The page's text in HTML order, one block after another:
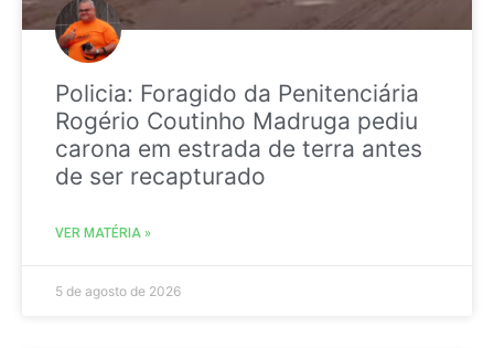
Policia: Foragido da Penitenciária
Rogério Coutinho Madruga pediu
carona em estrada de terra antes
de ser recapturado
VER MATÉRIA »
5 de agosto de 2026